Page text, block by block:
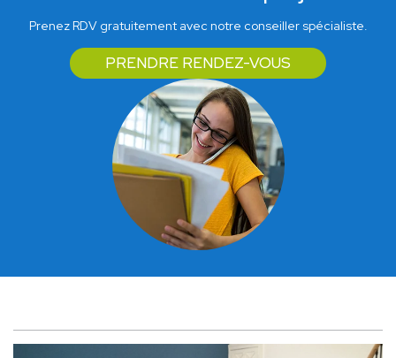
Prenez RDV gratuitement avec notre conseiller spécialiste.
PRENDRE RENDEZ-VOUS